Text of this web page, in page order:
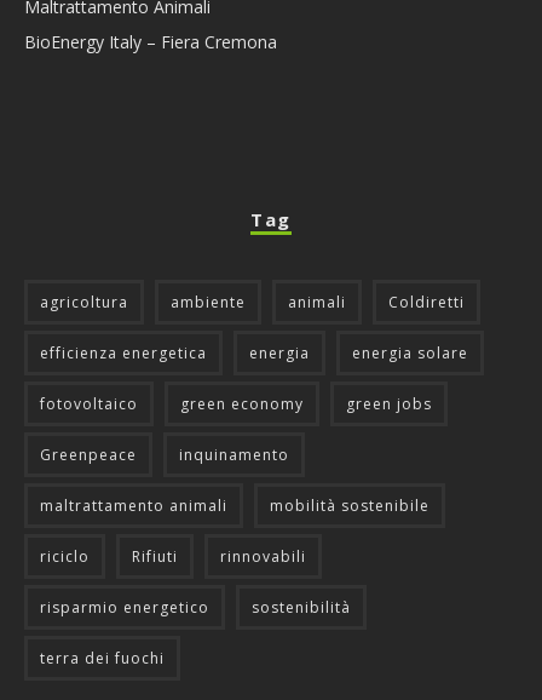
Maltrattamento Animali
BioEnergy Italy – Fiera Cremona
Tag
agricoltura ambiente animali Coldiretti
efficienza energetica energia energia solare
fotovoltaico green economy green jobs
Greenpeace inquinamento
maltrattamento animali mobilità sostenibile
riciclo Rifiuti rinnovabili
risparmio energetico sostenibilità
terra dei fuochi